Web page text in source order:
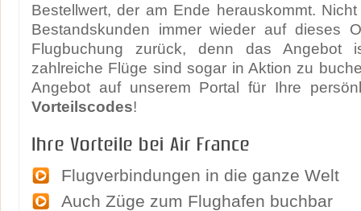
Bestellwert, der am Ende herauskommt.
Bestandskunden immer wieder auf dieses
Flugbuchung zurück, denn das Angebot
zahlreiche Flüge sind sogar in Aktion zu
Angebot auf unserem Portal für Ihre
Vorteilscodes!
Ihre Vorteile bei Air France
Flugverbindungen in die ganze Welt
Auch Züge zum Flughafen buchbar